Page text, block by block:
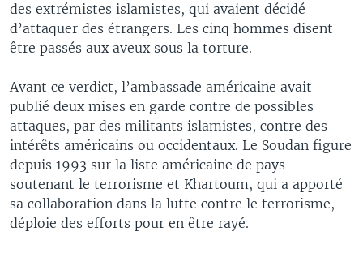
des extrémistes islamistes, qui avaient décidé
d’attaquer des étrangers. Les cinq hommes disent
être passés aux aveux sous la torture.
Avant ce verdict, l’ambassade américaine avait
publié deux mises en garde contre de possibles
attaques, par des militants islamistes, contre des
intérêts américains ou occidentaux. Le Soudan figure
depuis 1993 sur la liste américaine de pays
soutenant le terrorisme et Khartoum, qui a apporté
sa collaboration dans la lutte contre le terrorisme,
déploie des efforts pour en être rayé.